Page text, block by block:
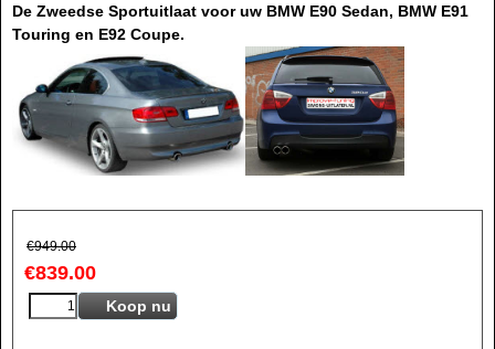
De Zweedse Sportuitlaat voor uw BMW E90 Sedan, BMW E91
Touring en E92 Coupe.
€949.00
€839.00
Koop nu